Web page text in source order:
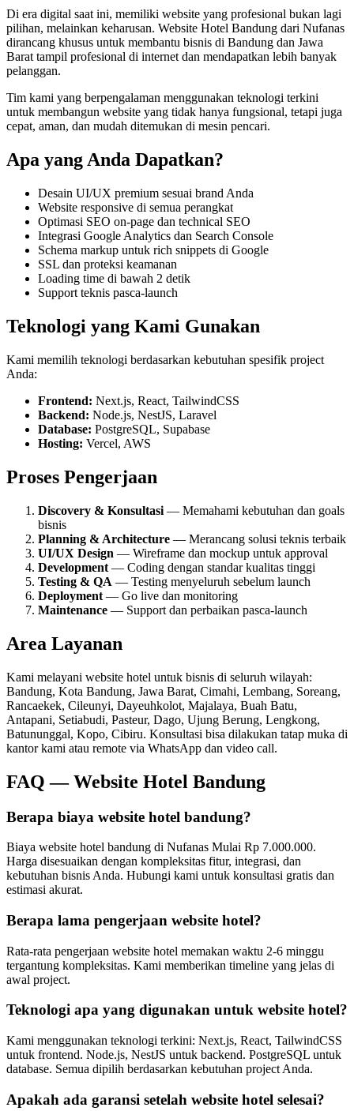
Di era digital saat ini, memiliki website yang profesional bukan lagi
pilihan, melainkan keharusan. Website Hotel Bandung dari Nufanas
dirancang khusus untuk membantu bisnis di Bandung dan Jawa
Barattampil profesional di internet dan mendapatkan lebih banyak
pelanggan.
Tim kami yang berpengalaman menggunakan teknologi terkini
untuk membangun website yang tidak hanya fungsional, tetapi juga
cepat, aman, dan mudah ditemukan di mesin pencari.
Apa yang Anda Dapatkan?
Desain UI/UX premium sesuai brand Anda
Website responsive di semua perangkat
Optimasi SEO on-page dan technical SEO
Integrasi Google Analytics dan Search Console
Schema markup untuk rich snippets di Google
SSL dan proteksi keamanan
Loading time di bawah 2 detik
Support teknis pasca-launch
Teknologi yang Kami Gunakan
Kami memilih teknologi berdasarkan kebutuhan spesifik project
Anda:
Frontend: Next.js, React, TailwindCSS
Backend: Node.js, NestJS, Laravel
Database: PostgreSQL, Supabase
Hosting: Vercel, AWS
Proses Pengerjaan
Discovery & Konsultasi — Memahami kebutuhan dan goals
bisnis
Planning & Architecture — Merancang solusi teknis terbaik
UI/UX Design — Wireframe dan mockup untuk approval
Development — Coding dengan standar kualitas tinggi
Testing & QA — Testing menyeluruh sebelum launch
Deployment — Go live dan monitoring
Maintenance — Support dan perbaikan pasca-launch
Area Layanan
Kami melayani website hotel untuk bisnis di seluruh wilayah:
Bandung, Kota Bandung, Jawa Barat, Cimahi, Lembang, Soreang,
Rancaekek, Cileunyi, Dayeuhkolot, Majalaya, Buah Batu,
Antapani, Setiabudi, Pasteur, Dago, Ujung Berung, Lengkong,
Batununggal, Kopo, Cibiru. Konsultasi bisa dilakukan tatap muka di
kantor kami atau remote via WhatsApp dan video call.
FAQ —Website Hotel Bandung
Berapa biaya website hotel bandung?
Biaya website hotel bandung di Nufanas Mulai Rp 7.000.000.
Harga disesuaikan dengan kompleksitas fitur, integrasi, dan
kebutuhan bisnis Anda. Hubungi kami untuk konsultasi gratis dan
estimasi akurat.
Berapa lama pengerjaan website hotel?
Rata-rata pengerjaan website hotel memakan waktu 2-6 minggu
tergantung kompleksitas. Kami memberikan timeline yang jelas di
awal project.
Teknologi apa yang digunakan untuk website hotel?
Kami menggunakan teknologi terkini: Next.js, React, TailwindCSS
untuk frontend. Node.js, NestJS untuk backend. PostgreSQL untuk
database. Semua dipilih berdasarkan kebutuhan project Anda.
Apakah ada garansi setelah website hotel selesai?